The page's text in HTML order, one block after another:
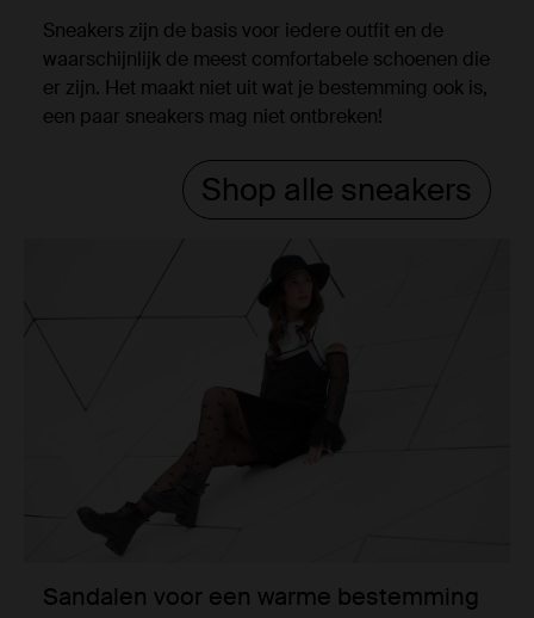
Sneakers zijn de basis voor iedere outfit en de
waarschijnlijk de meest comfortabele schoenen die
er zijn. Het maakt niet uit wat je bestemming ook is,
een paar sneakers mag niet ontbreken!
Shop alle sneakers
Sandalen voor een warme bestemming